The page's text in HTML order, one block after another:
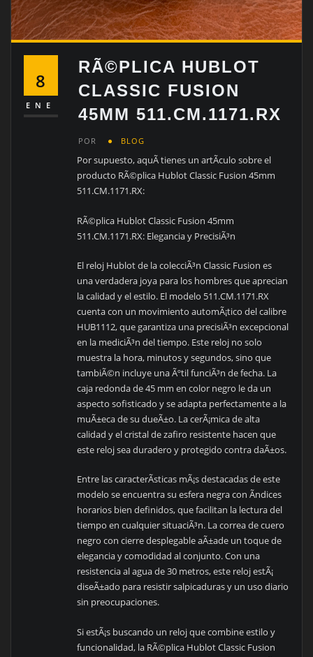
8
ENE
RÃ©PLICA HUBLOT
CLASSIC FUSION
45MM 511.CM.1171.RX
POR BLOG
Por supuesto, aquÃ­ tienes un artÃ­culo sobre el
producto RÃ©plica Hublot Classic Fusion 45mm
511.CM.1171.RX:
RÃ©plica Hublot Classic Fusion 45mm
511.CM.1171.RX: Elegancia y PrecisiÃ³n
El reloj Hublot de la colecciÃ³n Classic Fusion es
una verdadera joya para los hombres que aprecian
la calidad y el estilo. El modelo 511.CM.1171.RX
cuenta con un movimiento automÃ¡tico del calibre
HUB1112, que garantiza una precisiÃ³n excepcional
en la mediciÃ³n del tiempo. Este reloj no solo
muestra la hora, minutos y segundos, sino que
tambiÃ©n incluye una Ãºtil funciÃ³n de fecha. La
caja redonda de 45 mm en color negro le da un
aspecto sofisticado y se adapta perfectamente a la
muÃ±eca de su dueÃ±o. La cerÃ¡mica de alta
calidad y el cristal de zafiro resistente hacen que
este reloj sea duradero y protegido contra daÃ±os.
Entre las caracterÃ­sticas mÃ¡s destacadas de este
modelo se encuentra su esfera negra con Ã­ndices
horarios bien definidos, que facilitan la lectura del
tiempo en cualquier situaciÃ³n. La correa de cuero
negro con cierre desplegable aÃ±ade un toque de
elegancia y comodidad al conjunto. Con una
resistencia al agua de 30 metros, este reloj estÃ¡
diseÃ±ado para resistir salpicaduras y un uso diario
sin preocupaciones.
Si estÃ¡s buscando un reloj que combine estilo y
funcionalidad, la RÃ©plica Hublot Classic Fusion